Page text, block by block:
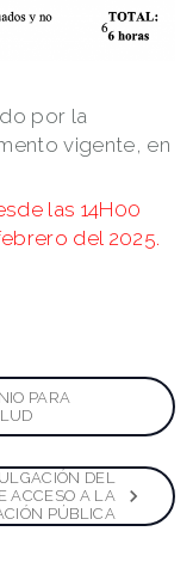
por la
vigente, en
las 14H00
del 2025.
PARA
DEL
ACCESO A LA
PÚBLICA